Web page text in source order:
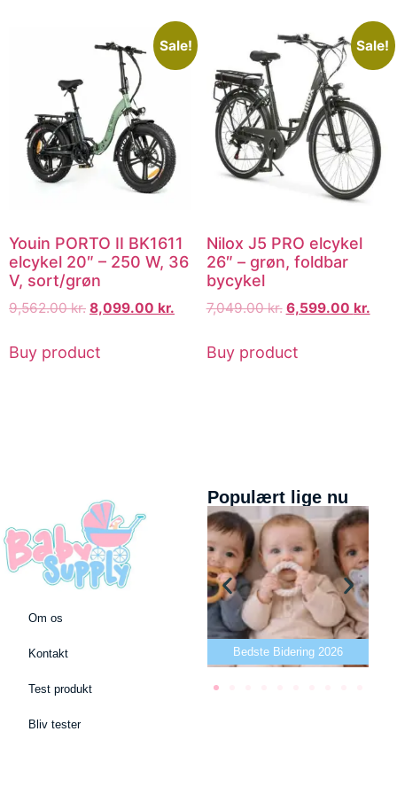
Sale!
Youin PORTO II BK1611
elcykel 20″ – 250 W, 36
V, sort/grøn
9,562.00kr. 8,099.00 kr.
Buy product
Sale!
Nilox J5 PRO elcykel
26″ – grøn, foldbar
bycykel
7,049.00kr. 6,599.00 kr.
Buy product
Om os
Kontakt
Test produkt
Bliv tester
Populært lige nu
Bedste puslepude 2026 Bedste Bidering 2026